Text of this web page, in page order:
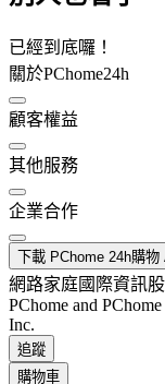
已經到底囉！
關於PChome24h
顧客權益
其他服務
企業合作
下載 PChome 24h購物
網路家庭國際資訊
PChome and
Inc.
追蹤
購物車